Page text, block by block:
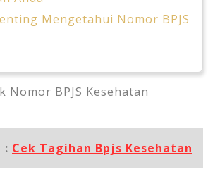
Mengetahui Nomor BPJS
Nomor BPJS Kesehatan
: Cek Tagihan Bpjs Kesehatan